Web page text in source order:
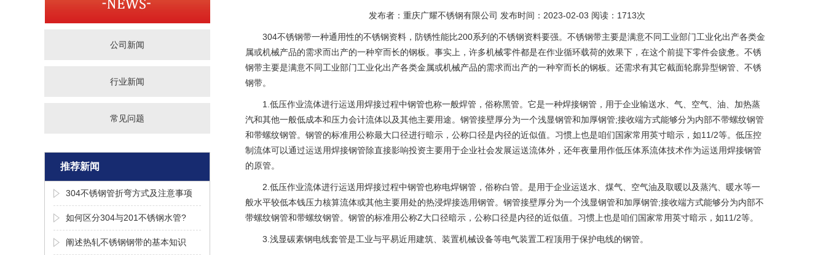
公司新闻
行业新闻
常见问题
推荐新闻
304不锈钢管折弯方式及注意事项
如何区分304与201不锈钢水管?
阐述热轧不锈钢钢带的基本知识
发布者：重庆广耀不锈钢有限公司 发布时间：2023-02-03 阅读：1713次
304不锈钢带一种通用性的不锈钢资料，防锈性能比200系列的不锈钢资料要强。不锈钢带主要是满意不同工业部门工业化出产各类金
属或机械产品的需求而出产的一种窄而长的钢板。事实上，许多机械零件都是在作业循环载荷的效果下，在这个前提下零件会疲惫。不锈
钢带主要是满意不同工业部门工业化出产各类金属或机械产品的需求而出产的一种窄而长的钢板。还需求有其它截面轮廓异型钢管、不锈
钢带。
1.低压作业流体进行运送用焊接过程中钢管也称一般焊管，俗称黑管。它是一种焊接钢管，用于企业输送水、气、空气、油、加热蒸
汽和其他一般低成本和压力会计流体以及其他主要用途。钢管接壁厚分为一个浅显钢管和加厚钢管;接收端方式能够分为内部不带螺纹钢管
和带螺纹钢管。钢管的标准用公称最大口径进行暗示，公称口径是内径的近似值。习惯上也是咱们国家常用英寸暗示，如11/2等。低压控
制流体可以通过运送用焊接钢管除直接影响投资主要用于企业社会发展运送流体外，还年夜量用作低压体系流体技术作为运送用焊接钢管
的原管。
2.低压作业流体进行运送用焊接过程中钢管也称电焊钢管，俗称白管。是用于企业运送水、煤气、空气油及取暖以及蒸汽、暖水等一
般水平较低本钱压力核算流体或其他主要用处的热浸焊接选用钢管。钢管接壁厚分为一个浅显钢管和加厚钢管;接收端方式能够分为内部不
带螺纹钢管和带螺纹钢管。钢管的标准用公称Z大口径暗示，公称口径是内径的近似值。习惯上也是咱们国家常用英寸暗示，如11/2等。
3.浅显碳素钢电线套管是工业与平易近用建筑、装置机械设备等电气装置工程顶用于保护电线的钢管。